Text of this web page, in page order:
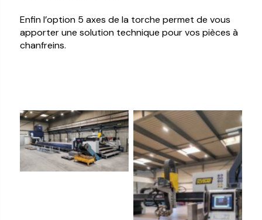
Enfin l’option 5 axes de la torche permet de vous
apporter une solution technique pour vos pièces à
chanfreins.
Aucune légende
Aucune légende